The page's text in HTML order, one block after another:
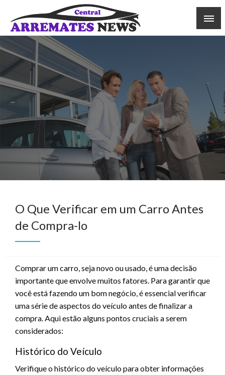
content
Central Arremates News
O Que Verificar em um Carro Antes
de Compra-lo
Comprar um carro, seja novo ou usado, é uma decisão
importante que envolve muitos fatores. Para garantir que
você está fazendo um bom negócio, é essencial verificar
uma série de aspectos do veículo antes de finalizar a
compra. Aqui estão alguns pontos cruciais a serem
considerados:
Histórico do Veículo
Verifique o histórico do veículo para obter informações